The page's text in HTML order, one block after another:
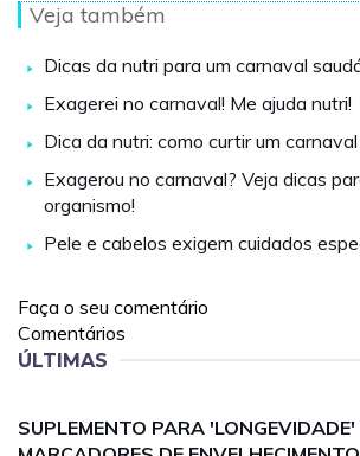
Veja também
Dicas da nutri para um carnaval
Exagerei no carnaval! Me ajuda nutri!
Dica da nutri: como curtir um
Exagerou no carnaval? Veja dicas
organismo!
Pele e cabelos exigem cuidados
Faça o seu comentário
Comentários
ÚLTIMAS
SUPLEMENTO PARA